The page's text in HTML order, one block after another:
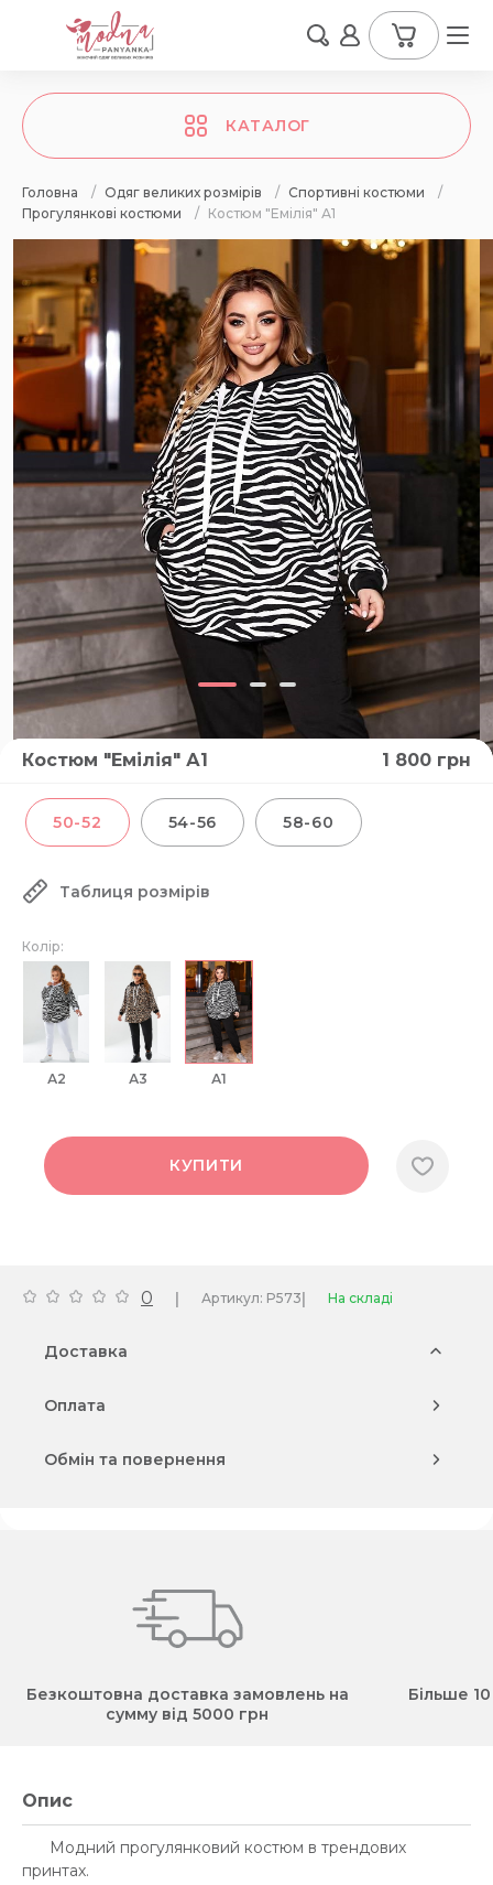
КАТАЛОГ
Головна / Одяг великих розмірів / Спортивні костюми
/
Прогулянкові костюми
/ Костюм "Емілія" А1
Костюм "Емілія" А1 1 800 грн
50-52 54-56 58-60
Таблиця розмірів
Колір:
А2 А3 А1
КУПИТИ
0 | Артикул: P573| На складі
Доставка
Оплата
Обмін та повернення
Безкоштовна доставка замовлень на
сумму від 5000 грн
Більше
Опис
Модний прогулянковий костюм в трендових
принтах.